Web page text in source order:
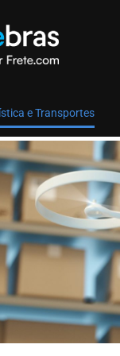
e Transportes